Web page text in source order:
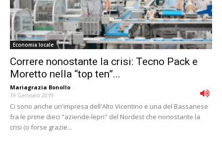
Economia locale
Correre nonostante la crisi: Tecno Pack e
Moretto nella “top ten”...
Mariagrazia Bonollo -
19 Gennaio 2019
Ci sono anche un'impresa dell'Alto Vicentino e una del Bassanese
fra le prime dieci "aziende-lepri" del Nordest che nonostante la
crisi (o forse grazie...